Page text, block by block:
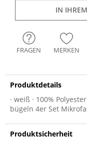
IN
FRAGEN MERKEN
Produktdetails
· weiß · 100%
bügeln 4er Set
Produktsicherheit